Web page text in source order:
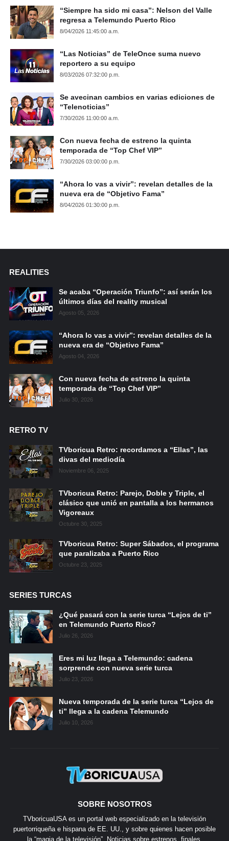
“Siempre ha sido mi casa”: Nelson del Valle
regresa a Telemundo Puerto Rico
8/04/2026 11:45:00 a.m.
“Las Noticias” de TeleOnce suma nuevo
reportero a su equipo
8/03/2026 07:32:00 p.m.
Se avecinan cambios en varias ediciones de
“Telenoticias”
7/30/2026 11:00:00 a.m.
Con nueva fecha de estreno la quinta
temporada de “Top Chef VIP”
7/30/2026 03:00:00 p.m.
“Ahora lo vas a vivir”: revelan detalles de la
nueva era de “Objetivo Fama”
8/04/2026 01:30:00 p.m.
REALITIES
Se acaba “Operación Triunfo”: así serán los
últimos días del reality musical
Agosto 05, 2026
“Ahora lo vas a vivir”: revelan detalles de la
nueva era de “Objetivo Fama”
Agosto 04, 2026
Con nueva fecha de estreno la quinta
temporada de “Top Chef VIP”
Julio 30, 2026
RETRO TV
TVboricua Retro: recordamos a “Ellas”, las
divas del mediodía
Noviembre 06, 2025
TVboricua Retro: Parejo, Doble y Triple, el
clásico que unió en pantalla a los hermanos
Vigoreaux
Octubre 30, 2025
TVboricua Retro: Super Sábados, el programa
que paralizaba a Puerto Rico
Octubre 23, 2025
SERIES TURCAS
¿Qué pasará con la serie turca “Lejos de ti”
en Telemundo Puerto Rico?
Julio 26, 2026
Eres mi luz llega a Telemundo: cadena
sorprende con nueva serie turca
Julio 23, 2026
Nueva temporada de la serie turca “Lejos de
ti” llega a la cadena Telemundo
Julio 10, 2026
SOBRE NOSOTROS
TVboricuaUSA es un portal web especializado en la televisión
puertorriqueña e hispana de EE. UU., y sobre quienes hacen posible
la “magia de la televisión”. Noticias sobre estrenos, finales,